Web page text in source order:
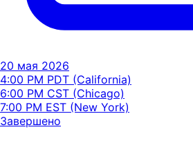
20 мая 2026
4:00 PM PDT (California)
6:00 PM CST (Chicago)
7:00 PM EST (New York)
Завершено